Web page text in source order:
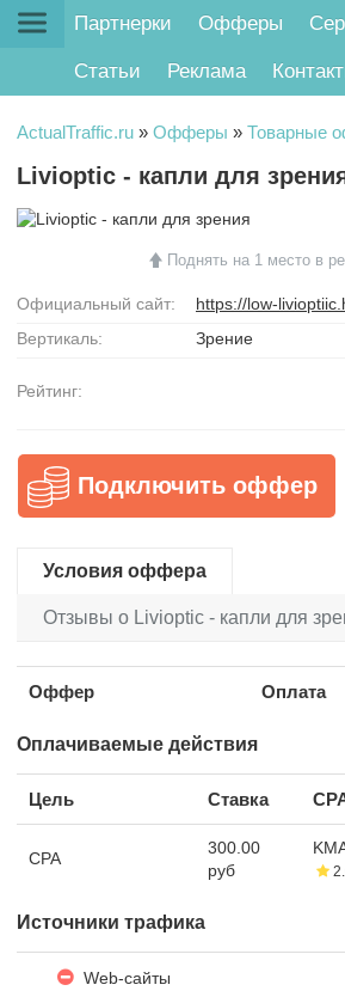
Партнерки Офферы
Статьи Реклама
ActualTraffic.ru » Офферы » Товарные
Livioptic - капли для
Поднять на 1 место в
Официальный сайт:
https://low-
Вертикаль:
Зрение
Рейтинг:
Подключить оффер
Условия оффера
Отзывы о Livioptic - капли для
Оффер Оплата
Оплачиваемые действия
Цель Ставка
CPA
300.00
руб
Источники трафика
Web-сайты